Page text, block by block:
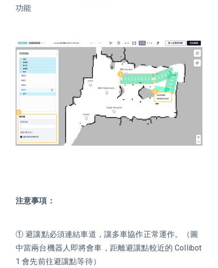
功能
注意事項：
① 避讓點必須連結車道，讓多車協作正常運作。（圖
中當兩台機器人即將會車，距離避讓點較近的 Collibot
1 會先前往避讓點等待）